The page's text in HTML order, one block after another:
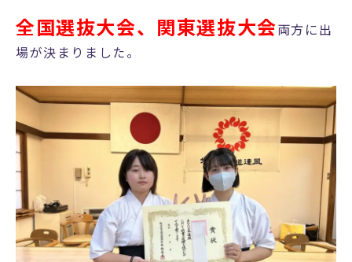
全国選抜大会、関東選抜大会両方に出
場が決まりました。